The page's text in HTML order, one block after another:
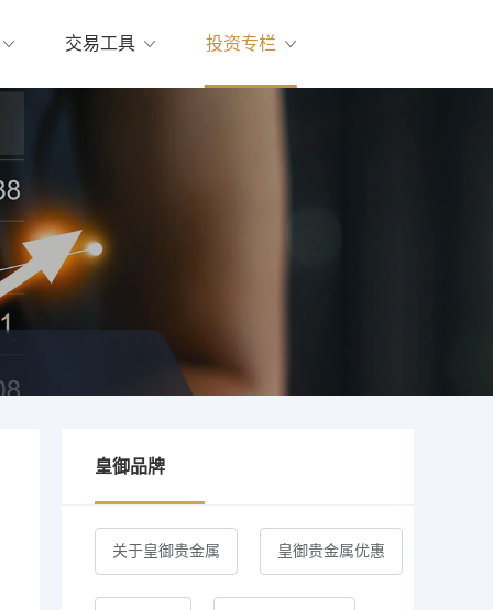
交易工具 投资专栏
皇御品牌
关于皇御贵金属 皇御贵金属优惠